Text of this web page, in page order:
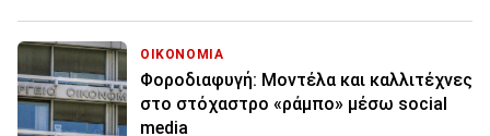
ΟΙΚΟΝΟΜΙΑ
Φοροδιαφυγή: Μοντέλα και καλλιτέχνες
στο στόχαστρο «ράμπο» μέσω social
media